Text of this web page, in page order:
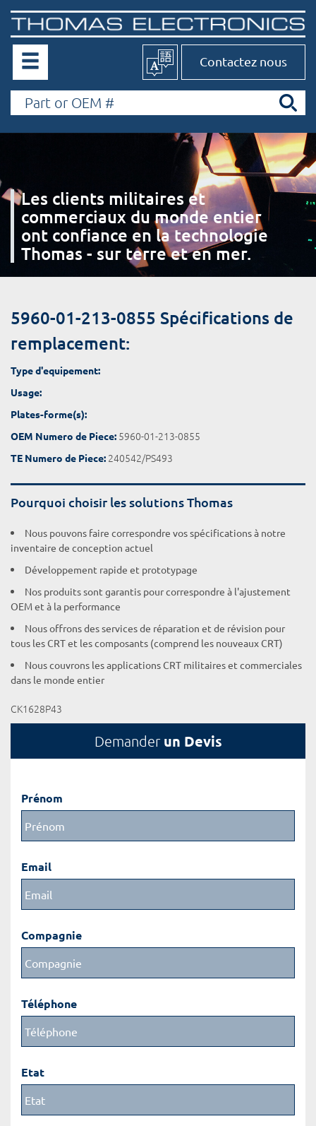
Contactez nous
Les clients militaires et
commerciaux du monde entier
ont confiance en la technologie
Thomas - sur terre et en mer.
5960-01-213-0855 Spécifications de
remplacement:
Type d'equipement:
Usage:
Plates-forme(s):
OEM Numero de Piece: 5960-01-213-0855
TE Numero de Piece: 240542/PS493
Pourquoi choisir les solutions Thomas
Nous pouvons faire correspondre vos spécifications à notre
inventaire de conception actuel
Développement rapide et prototypage
Nos produits sont garantis pour correspondre à l'ajustement
OEM et à la performance
Nous offrons des services de réparation et de révision pour
tous les CRT et les composants (comprend les nouveaux CRT)
Nous couvrons les applications CRT militaires et commerciales
dans le monde entier
CK1628P43
Demander un Devis
Prénom
Email
Compagnie
Téléphone
Etat